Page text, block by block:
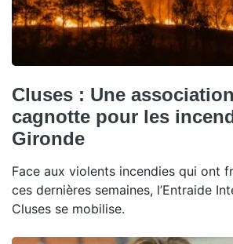
Cluses : Une
cagnotte pour les
Gironde
Face aux violents incendies qui ont
ces dernières semaines, l’Entraide
Cluses se mobilise.